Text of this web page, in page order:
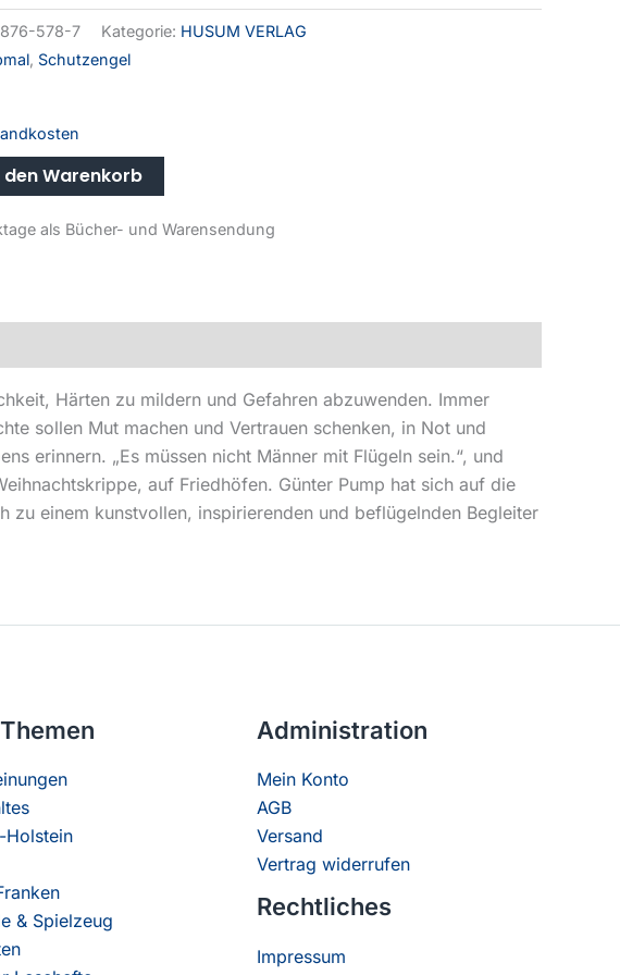
578-7 Kategorie: HUSUM VERLAG
, Schutzengel
den Warenkorb
als Bücher- und Warensendung
Härten zu mildern und Gefahren abzuwenden. Immer
sollen Mut machen und Vertrauen schenken, in Not und
erinnern. „Es müssen nicht Männer mit Flügeln sein.“, und
auf Friedhöfen. Günter Pump hat sich auf die
einem kunstvollen, inspirierenden und beflügelnden Begleiter
Holstein
& Spielzeug
Administration
Mein Konto
AGB
Versand
Vertrag widerrufen
Rechtliches
Impressum